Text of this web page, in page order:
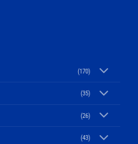
(170)
(35)
(26)
(43)